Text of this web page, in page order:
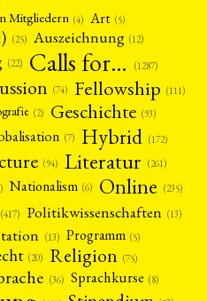
Mitgliedern (4) Art (5)
(25) Auszeichnung (12)
(22) Calls for… (1287)
(74) Fellowship (111)
(2) Geschichte (93)
(7) Hybrid (172)
(94) Literatur (261)
Nationalism (6) Online (235)
(417) Politikwissenschaften (13)
(13) Programm (5)
(20) Religion (75)
(36) Sprachkurse (8)